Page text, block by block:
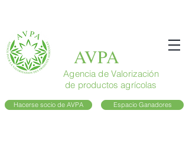
AVPA
Agencia de Valorización
de productos agrícolas
Hacerse socio de AVPA Espacio Ganadores